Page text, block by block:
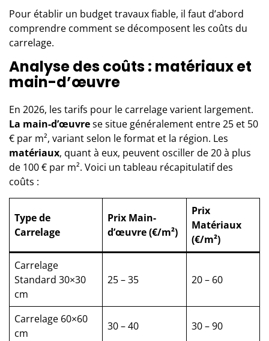
Pour établir un budget travaux fiable, il faut d’abord
comprendre comment se décomposent les coûts du
carrelage.
Analyse des coûts : matériaux et
main-d’œuvre
En 2026, les tarifs pour le carrelage varient largement.
La main-d’œuvrese situe généralement entre 25 et 50
€ par m², variant selon le format et la région. Les
matériaux, quant à eux, peuvent osciller de 20 à plus
de 100 € par m². Voici un tableau récapitulatif des
coûts :
Type de
Carrelage
Prix Main-
d’œuvre (€/m²)
Prix
Matériaux
(€/m²)
Carrelage
Standard 30×30
cm
25 – 35 20 – 60
Carrelage 60×60
cm
30 – 40 30 – 90